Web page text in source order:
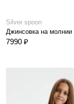
Silver spoon
Джинсовка на молнии
7990 ₽